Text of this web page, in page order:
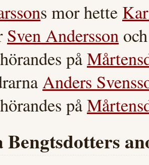
s mor hette
Sven Andersson
på
Anders
på